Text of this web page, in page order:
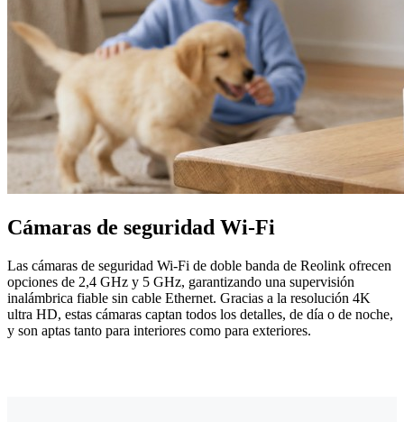
Cámaras de seguridad Wi-Fi
Las cámaras de seguridad Wi-Fi de doble banda de Reolink ofrecen
opciones de 2,4 GHz y 5 GHz, garantizando una supervisión
inalámbrica fiable sin cable Ethernet. Gracias a la resolución 4K
ultra HD, estas cámaras captan todos los detalles, de día o de noche,
y son aptas tanto para interiores como para exteriores.